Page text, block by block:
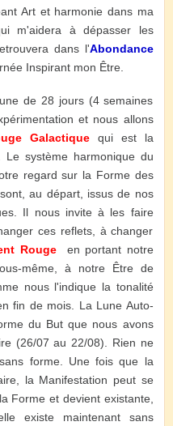
Art et harmonie dans ma
m'aidera à dépasser les
dans l'Abondance
Inspirant mon Être.
de 28 jours (4 semaines
et nous allons
Galactiquequi est la
système harmonique du
regard sur la Forme des
au départ, issus de nos
Il nous invite à les faire
ces reflets, à changer
Rougeen portant notre
même, à notre Être de
nous l'indique la tonalité
fin de mois. La Lune Auto-
du But que nous avons
(26/07 au 22/08). Rien ne
forme. Une fois que la
la Manifestation peut se
Forme et devient existante,
existe maintenant sans